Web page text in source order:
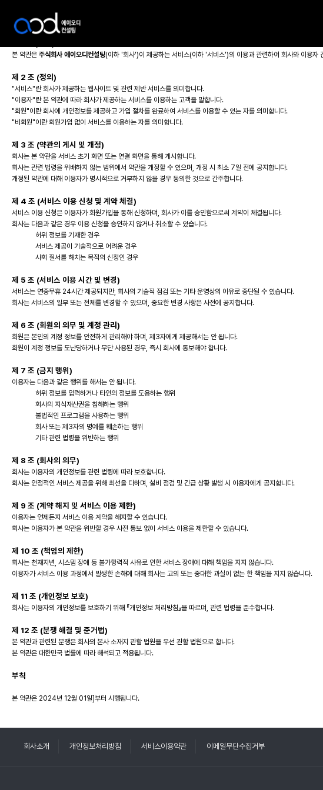
본 약관은 주식회사 에이오디컨설팅(이하 '회사')이 제공하는 서비스(이하 '서비스')의 이용과 관련하여 회사와 이용자
제 2 조 (정의)
"서비스"란 회사가 제공하는 웹사이트 및 관련 제반 서비스를 의미합니다.
"이용자"란 본 약관에 따라 회사가 제공하는 서비스를 이용하는 고객을 말합니다.
"회원"이란 회사에 개인정보를 제공하고 가입 절차를 완료하여 서비스를 이용할 수 있는 자를 의미합니다.
"비회원"이란 회원가입 없이 서비스를 이용하는 자를 의미합니다.
제 3 조 (약관의 게시 및 개정)
회사는 본 약관을 서비스 초기 화면 또는 연결 화면을 통해 게시합니다.
회사는 관련 법령을 위배하지 않는 범위에서 약관을 개정할 수 있으며, 개정 시 최소 7일 전에 공지합니다.
개정된 약관에 대해 이용자가 명시적으로 거부하지 않을 경우 동의한 것으로 간주합니다.
제 4 조 (서비스 이용 신청 및 계약 체결)
서비스 이용 신청은 이용자가 회원가입을 통해 신청하며, 회사가 이를 승인함으로써 계약이 체결됩니다.
회사는 다음과 같은 경우 이용 신청을 승인하지 않거나 취소할 수 있습니다.
허위 정보를 기재한 경우
서비스 제공이 기술적으로 어려운 경우
사회 질서를 해치는 목적의 신청인 경우
제 5 조 (서비스 이용 시간 및 변경)
서비스는 연중무휴 24시간 제공되지만, 회사의 기술적 점검 또는 기타 운영상의 이유로 중단될 수 있습니다.
회사는 서비스의 일부 또는 전체를 변경할 수 있으며, 중요한 변경 사항은 사전에 공지합니다.
제 6 조 (회원의 의무 및 계정 관리)
회원은 본인의 계정 정보를 안전하게 관리해야 하며, 제3자에게 제공해서는 안 됩니다.
회원이 계정 정보를 도난당하거나 무단 사용된 경우, 즉시 회사에 통보해야 합니다.
제 7 조 (금지 행위)
이용자는 다음과 같은 행위를 해서는 안 됩니다.
허위 정보를 입력하거나 타인의 정보를 도용하는 행위
회사의 지식재산권을 침해하는 행위
불법적인 프로그램을 사용하는 행위
회사 또는 제3자의 명예를 훼손하는 행위
기타 관련 법령을 위반하는 행위
제 8 조 (회사의 의무)
회사는 이용자의 개인정보를 관련 법령에 따라 보호합니다.
회사는 안정적인 서비스 제공을 위해 최선을 다하며, 설비 점검 및 긴급 상황 발생 시 이용자에게 공지합니다.
제 9 조 (계약 해지 및 서비스 이용 제한)
이용자는 언제든지 서비스 이용 계약을 해지할 수 있습니다.
회사는 이용자가 본 약관을 위반할 경우 사전 통보 없이 서비스 이용을 제한할 수 있습니다.
제 10 조 (책임의 제한)
회사는 천재지변, 시스템 장애 등 불가항력적 사유로 인한 서비스 장애에 대해 책임을 지지 않습니다.
이용자가 서비스 이용 과정에서 발생한 손해에 대해 회사는 고의 또는 중대한 과실이 없는 한 책임을 지지 않습니다.
제 11 조 (개인정보 보호)
회사는 이용자의 개인정보를 보호하기 위해 『개인정보 처리방침』을 따르며, 관련 법령을 준수합니다.
제 12 조 (분쟁 해결 및 준거법)
본 약관과 관련된 분쟁은 회사의 본사 소재지 관할 법원을 우선 관할 법원으로 합니다.
본 약관은 대한민국 법률에 따라 해석되고 적용됩니다.
부칙
본 약관은 2024년 12월 01일]부터 시행됩니다.
회사소개 개인정보처리방침 서비스이용약관 이메일무단수집거부